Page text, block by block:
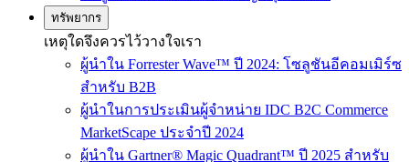
ทรัพยากร
เหตุใดจึงควรไว้วางใจเรา
ผู้นำใน Forrester Wave™ ปี 2024: โซลูชันอีคอมเมิร์ซ
สำหรับ B2B
ผู้นำในการประเมินผู้จำหน่าย IDC B2C Commerce
MarketScape ประจำปี 2024
ผู้นำใน Gartner® Magic Quadrant™ ปี 2025 สำหรับ